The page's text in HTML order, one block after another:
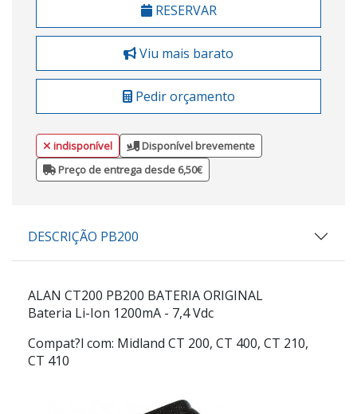
RESERVAR
Viu mais barato
Pedir orçamento
indisponível
Disponível brevemente
Preço de entrega desde 6,50€
DESCRIÇÃO PB200
ALAN CT200 PB200 BATERIA ORIGINAL
Bateria Li-Ion 1200mA - 7,4 Vdc
Compat?l com: Midland CT 200, CT 400, CT 210,
CT 410